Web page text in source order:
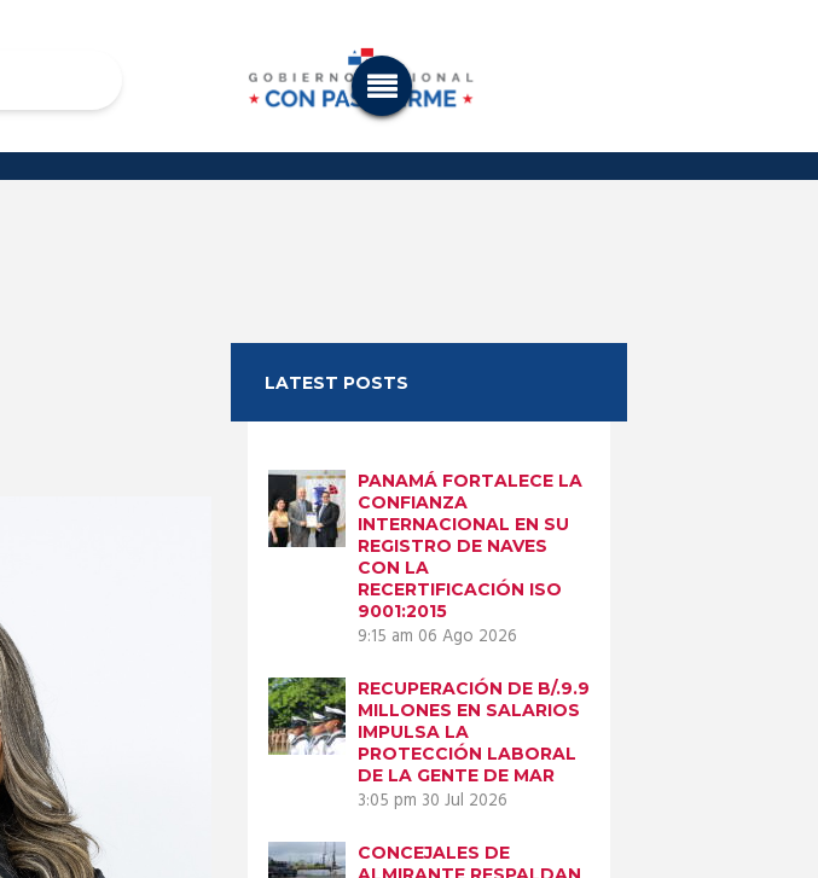
LATEST POSTS
PANAMÁ FORTALECE LA
CONFIANZA
INTERNACIONAL EN SU
REGISTRO DE NAVES
CON LA
RECERTIFICACIÓN ISO
9001:2015
9:15 am 06 Ago 2026
RECUPERACIÓN DE B/.9.9
MILLONES EN SALARIOS
IMPULSA LA
PROTECCIÓN LABORAL
DE LA GENTE DE MAR
3:05 pm 30 Jul 2026
CONCEJALES DE